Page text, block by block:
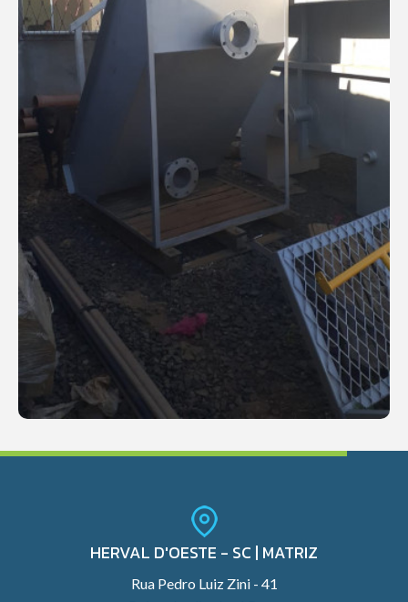
HERVAL D'OESTE - SC | MATRIZ
Rua Pedro Luiz Zini - 41